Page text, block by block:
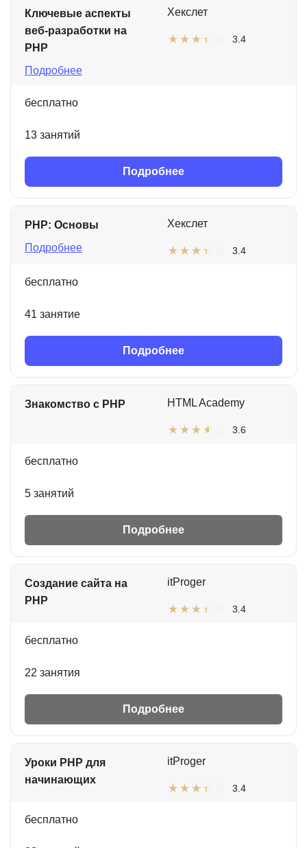
Ключевые аспекты
веб-разработки на
PHP
Подробнее
Хекслет
3.4
бесплатно
13 занятий
Подробнее
PHP: Основы
Подробнее
Хекслет
3.4
бесплатно
41 занятие
Подробнее
Знакомство с PHP HTML Academy
3.6
бесплатно
5 занятий
Подробнее
Создание сайта на
PHP
itProger
3.4
бесплатно
22 занятия
Подробнее
Уроки PHP для
начинающих
itProger
3.4
бесплатно